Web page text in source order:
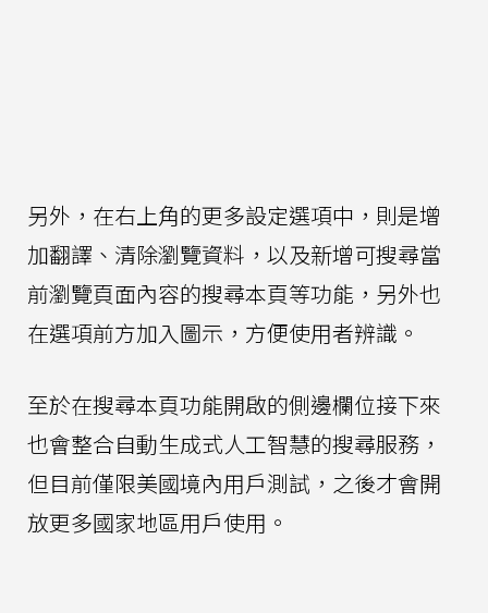
另外，在右上角的更多設定選項中，則是增
加翻譯、清除瀏覽資料，以及新增可搜尋當
前瀏覽頁面內容的搜尋本頁等功能，另外也
在選項前方加入圖示，方便使用者辨識。
至於在搜尋本頁功能開啟的側邊欄位接下來
也會整合自動生成式人工智慧的搜尋服務，
但目前僅限美國境內用戶測試，之後才會開
放更多國家地區用戶使用。